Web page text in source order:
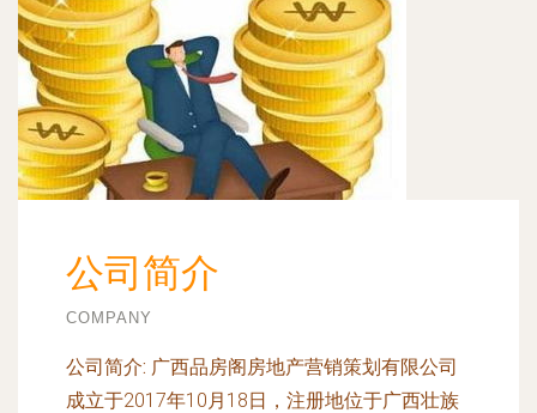
公司简介
COMPANY
公司简介: 广西品房阁房地产营销策划有限公司
成立于2017年10月18日，注册地位于广西壮族